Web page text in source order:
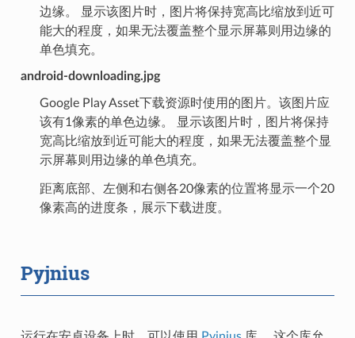
边缘。 显示该图片时，图片将保持宽高比缩放到近可
能大的程度，如果无法覆盖整个显示屏幕则用边缘的
单色填充。
android-downloading.jpg
Google Play Asset下载资源时使用的图片。该图片应
该有1像素的单色边缘。 显示该图片时，图片将保持
宽高比缩放到近可能大的程度，如果无法覆盖整个显
示屏幕则用边缘的单色填充。
距离底部、左侧和右侧各20像素的位置将显示一个20
像素高的进度条，展示下载进度。
Pyjnius